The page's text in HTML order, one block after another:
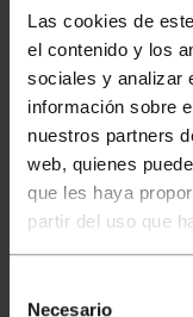
Las cookies de
el contenido y los
sociales y analizar
información sobre
nuestros partners
web, quienes
que les haya
partir del uso que
Necesario
zewnętrznego
Windows i
komputerów
sieciowej.
Okular
Adapter
(Ethernet
Plug &
Zgodny z